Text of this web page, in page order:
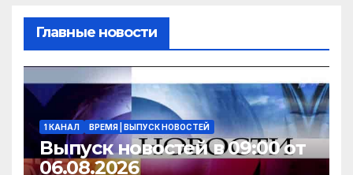
Главные новости
1 КАНАЛ ВРЕМЯ | ВЫПУСК НОВОСТЕЙ
Выпуск новостей в 09:00 от
06.08.2026